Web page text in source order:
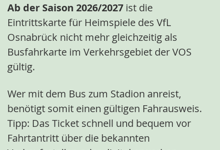
Ab der Saison 2026/2027 ist die
Eintrittskarte für Heimspiele des VfL
Osnabrück nicht mehr gleichzeitig als
Busfahrkarte im Verkehrsgebiet der VOS
gültig.
Wer mit dem Bus zum Stadion anreist,
benötigt somit einen gültigen Fahrausweis.
Tipp: Das Ticket schnell und bequem vor
Fahrtantritt über die bekannten